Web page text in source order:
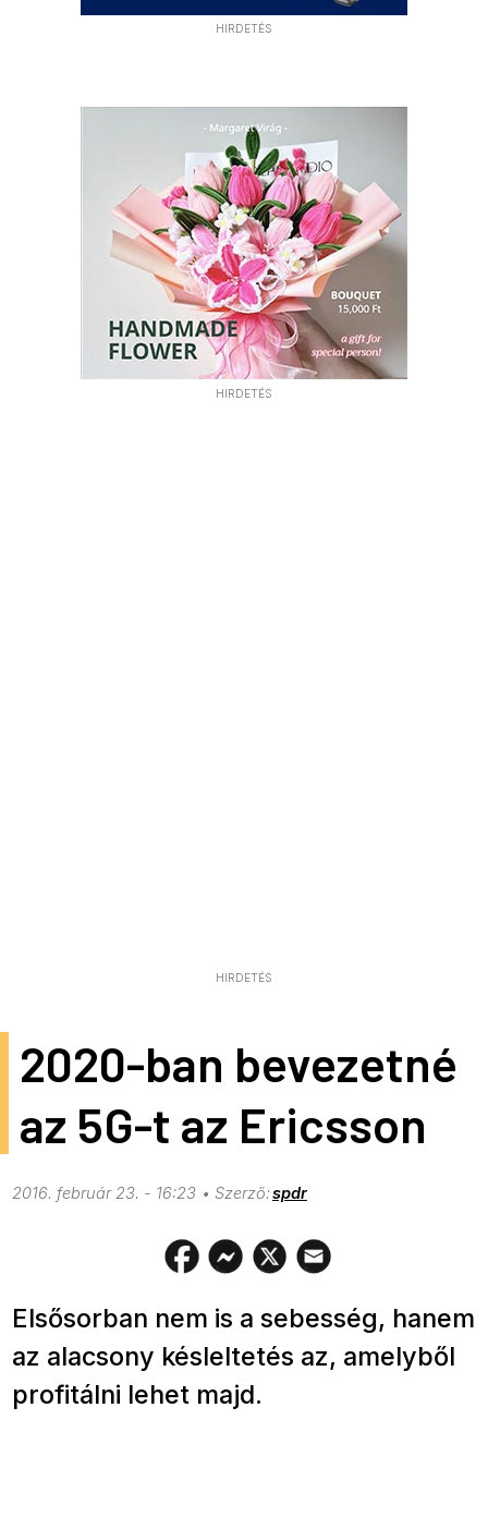
HIRDETÉS
HIRDETÉS
HIRDETÉS
2020-ban bevezetné
az 5G-t az Ericsson
2016. február 23. - 16:23 spdr
Elsősorban nem is a sebesség, hanem
az alacsony késleltetés az, amelyből
profitálni lehet majd.